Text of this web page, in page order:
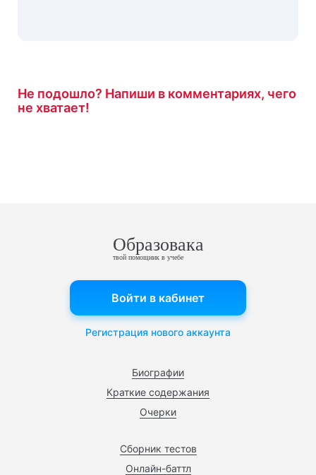
Не подошло? Напиши в комментариях, чего
не хватает!
Образовака
твой помощник в учебе
Биографии
Краткие содержания
Очерки
Сборник тестов
Онлайн-баттл
Войти в кабинет
Регистрация нового аккаунта